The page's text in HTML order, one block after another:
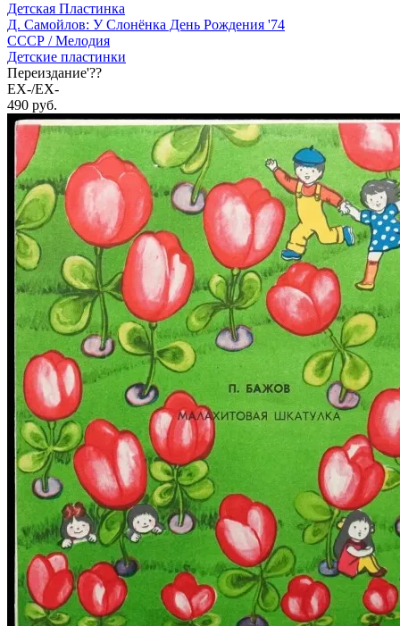
Детская Пластинка
Д. Самойлов: У Слонёнка День Рождения '74
СССР /Мелодия
Детские пластинки
Переиздание'??
EX-/EX-
490 руб.